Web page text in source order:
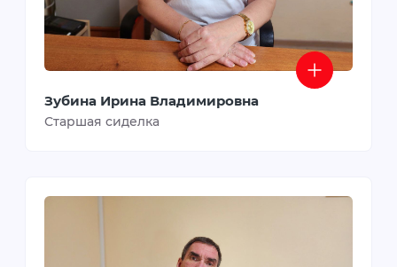
Зубина Ирина Владимировна
Старшая сиделка